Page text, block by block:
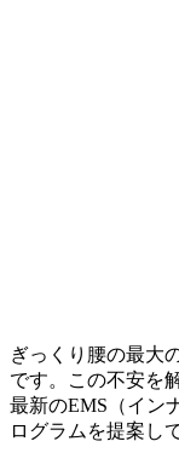
ぎっくり腰の最大
です。この不安を
最新のEMS（イン
ログラムを提案し